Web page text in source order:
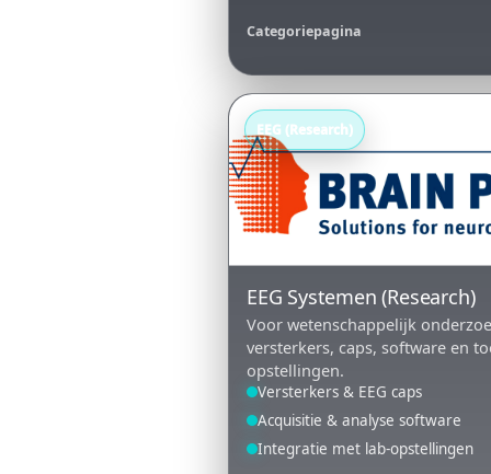
Categoriepagina
EEG (Research)
EEG Systemen (Research)
Voor wetenschappelijk
versterkers, caps, software en
opstellingen.
Versterkers & EEG caps
Acquisitie & analyse software
Integratie met lab-opstellingen